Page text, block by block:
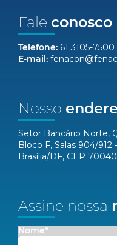
Fale conosco
Telefone: 61 3105-7500
E-mail:
Nosso
Setor Bancário Norte,
Bloco F, Salas 904/912
Brasília/DF, CEP
Assine nossa
Nome*